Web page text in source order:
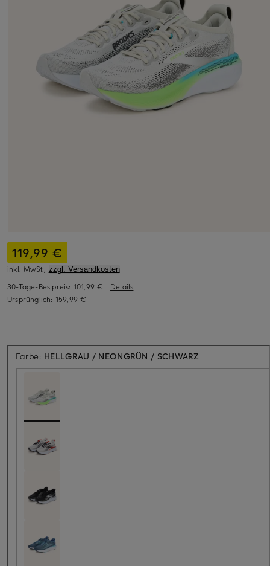
119,99 €
inkl. MwSt., zzgl. Versandkosten
30-Tage-Bestpreis: 101,99 € | Details
Ursprünglich: 159,99 €
Farbe: HELLGRAU / NEONGRÜN / SCHWARZ